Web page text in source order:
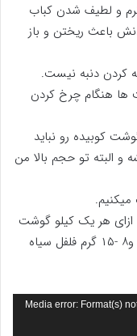
و لطیف شدن کباب
باعث ریختن و باز
کردن دنبه نیست.
هنگام چرخ کردن
کوبیده رو نباید
تو حجم بالا من
ازای هر یک کیلو گوشت
۳۰۰ گرم پیاز سفید آب گرفته و ۲۰ گرم نمک و۸ -۱۵ گرم فلفل سیاه
Media error: Format(s)